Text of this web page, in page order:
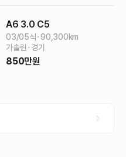
A6 3.0 C5
03/05식 90,300km
가솔린
경기
850만원